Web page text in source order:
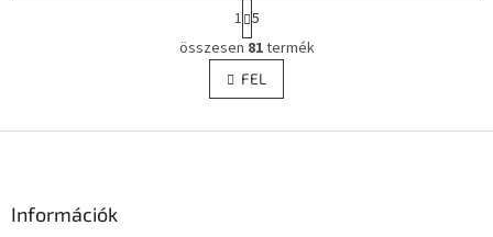
L
i
s
t
a
p
o
z
á
1 5
összesen 81termék
FEL
Információk